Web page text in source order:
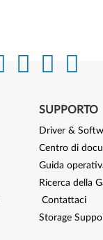
SUPPORTO
Driver &
Centro di
Guida
Ricerca della
Contattaci
Storage